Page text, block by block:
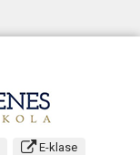
E-klase